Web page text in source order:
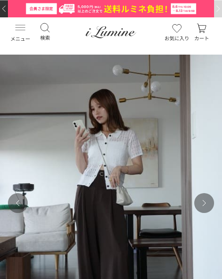
メニュー 検索 お気に入り カート